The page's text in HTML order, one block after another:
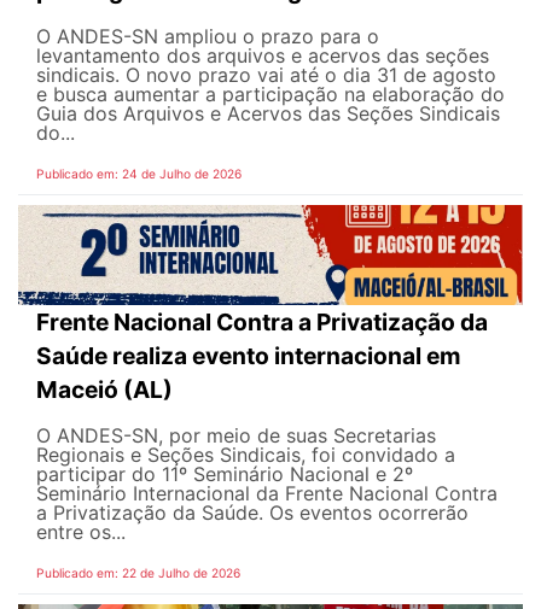
O ANDES-SN ampliou o prazo para o
levantamento dos arquivos e acervos das seções
sindicais. O novo prazo vai até o dia 31 de agosto
e busca aumentar a participação na elaboração do
Guia dos Arquivos e Acervos das Seções Sindicais
do...
Publicado em: 24 de Julho de 2026
Frente Nacional Contra a Privatização da
Saúde realiza evento internacional em
Maceió (AL)
O ANDES-SN, por meio de suas Secretarias
Regionais e Seções Sindicais, foi convidado a
participar do 11º Seminário Nacional e 2º
Seminário Internacional da Frente Nacional Contra
a Privatização da Saúde. Os eventos ocorrerão
entre os...
Publicado em: 22 de Julho de 2026